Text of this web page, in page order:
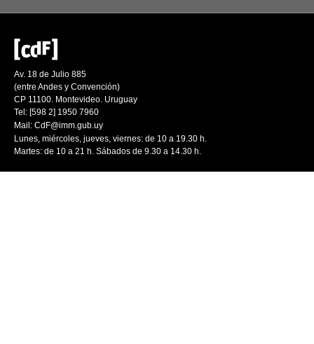
Av. 18 de Julio 885
(entre Andes y Convención)
CP 11100. Montevideo. Uruguay
Tel: [598 2] 1950 7960
Mail: CdF@imm.gub.uy
Lunes, miércoles, jueves, viernes: de 10 a 19.30 h.
Martes: de 10 a 21 h. Sábados de 9.30 a 14.30 h.